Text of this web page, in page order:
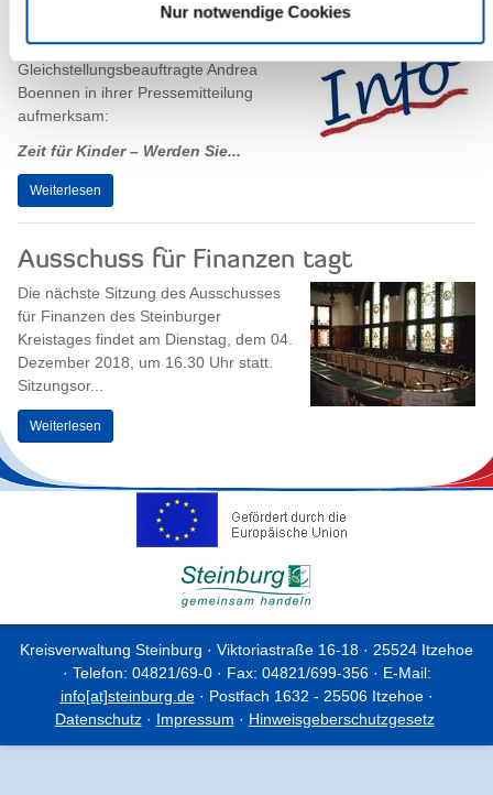
Nur notwendige Cookies
Familienpatinnen und -paten gesucht
Auf einen Info-Abend macht Steinburgs
Gleichstellungsbeauftragte Andrea
Boennen in ihrer Pressemitteilung
aufmerksam:
Zeit für Kinder – Werden Sie...
Weiterlesen
Ausschuss für Finanzen tagt
Die nächste Sitzung des Ausschusses
für Finanzen des Steinburger
Kreistages findet am Dienstag, dem 04.
Dezember 2018, um 16.30 Uhr statt.
Sitzungsor...
Weiterlesen
Kreisverwaltung Steinburg · Viktoriastraße 16-18 · 25524 Itzehoe
· Telefon: 04821/69-0 · Fax: 04821/699-356 · E-Mail:
info[at]steinburg.de· Postfach 1632 - 25506 Itzehoe ·
Datenschutz· Impressum · Hinweisgeberschutzgesetz